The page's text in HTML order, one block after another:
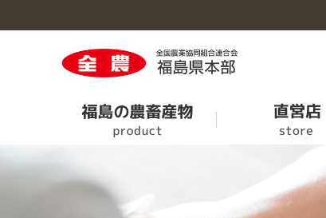
福島の農畜産物のトップへ
直営店のトップへ
営農情報のトップへ
くらしのサービスのトップへ
事業概要のトップへ